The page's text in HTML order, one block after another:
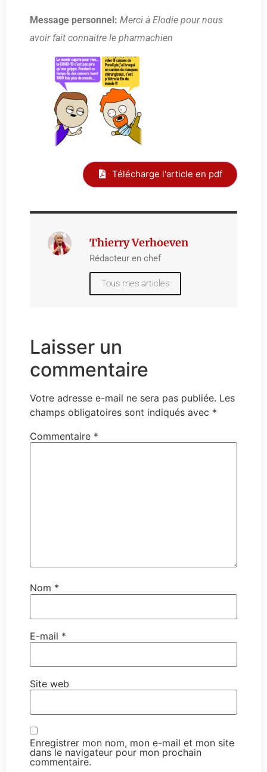
Message personnel: Merci à Elodie pour nous
avoir fait connaitre le pharmachien
Télécharge l'article en pdf
Thierry Verhoeven
Rédacteur en chef
Tous mes articles
Laisser un
commentaire
Votre adresse e-mail ne sera pas publiée. Les
champs obligatoires sont indiqués avec *
Commentaire *
Nom *
E-mail *
Site web
Enregistrer mon nom, mon e-mail et mon site
dans le navigateur pour mon prochain
commentaire.